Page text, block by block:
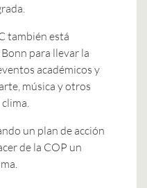
también está
para llevar la
académicos y
música y otros
un plan de acción
de la COP un